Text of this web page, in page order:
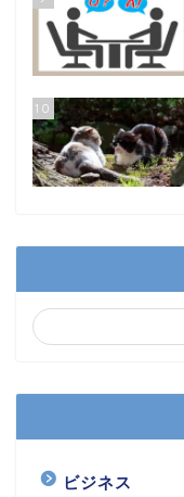
10
ビジネス